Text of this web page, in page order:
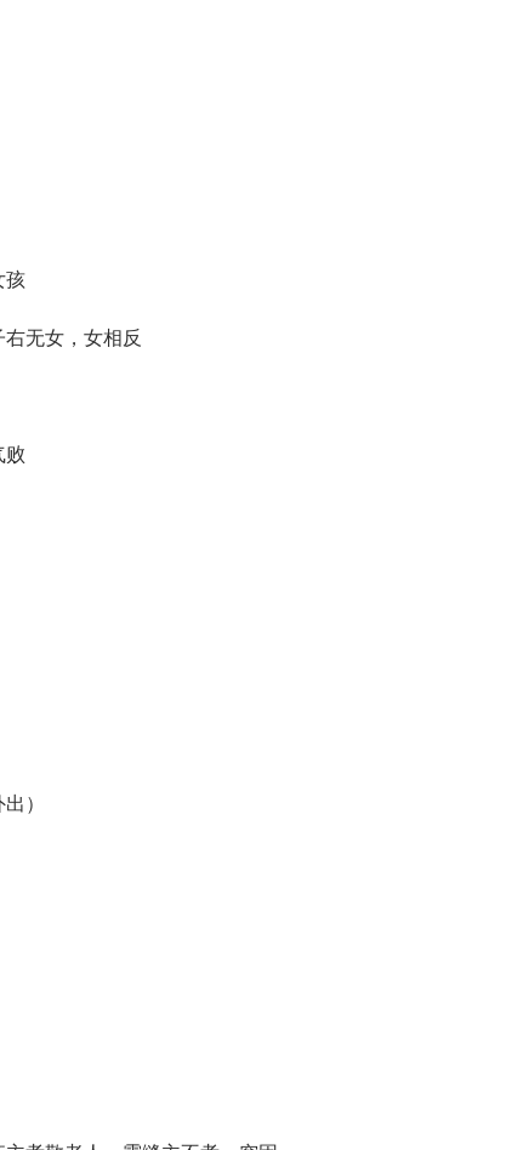
孩
无女，女相反
败
）